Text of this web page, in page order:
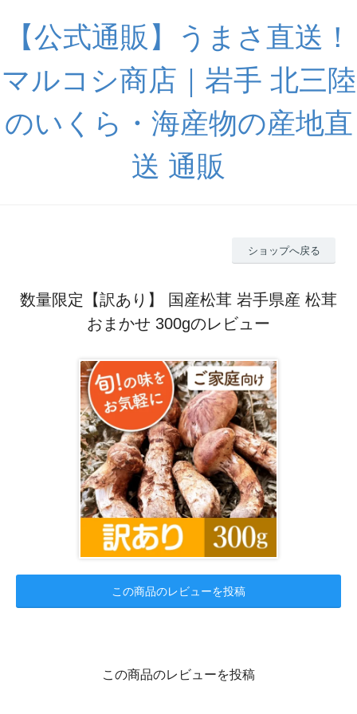
【公式通販】うまさ直送！
マルコシ商店｜岩手 北三陸
のいくら・海産物の産地直
送 通販
ショップへ戻る
数量限定【訳あり】 国産松茸 岩手県産 松茸
おまかせ 300gのレビュー
この商品のレビューを投稿
この商品のレビューを投稿